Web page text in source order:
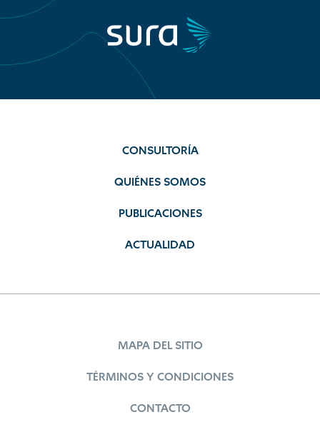
CONSULTORÍA
QUIÉNES SOMOS
PUBLICACIONES
ACTUALIDAD
MAPA DEL SITIO
TÉRMINOS Y CONDICIONES
CONTACTO